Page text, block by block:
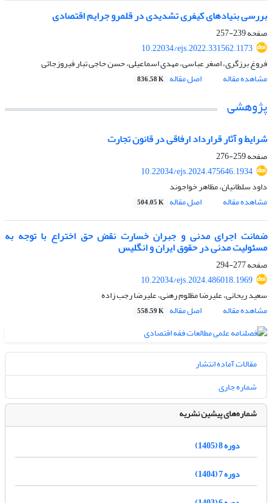
بررسی بنیادهای کیفری تشدیدی در قلمرو جرایم اقتصادی
صفحه239-257
10.22034/ejs.2022.331562.1173
فروغ برزگری، اصغر عباسی، مهدی اسماعیلی، حسن حاجی تبار فیروزجائی
مشاهده مقاله
اصل مقاله 836.58 K
پژوهشی
شرایط و آثار قرارداد ارفاقی در قانون تجارت
صفحه259-276
10.22034/ejs.2024.475646.1934
داود سلطانیان، مظاهر خواجوند
مشاهده مقاله
اصل مقاله 504.05 K
ضمانت اجرای مدنی و جبران خسارت نقض حق اختراع با توجه به
مسئولیت مدنی در حقوق ایران و انگلیس
صفحه277-294
10.22034/ejs.2024.486018.1969
سعید ریحانی، علیرضا مظلوم رهنی، علیرضا رجب زاده
مشاهده مقاله
اصل مقاله 558.59 K
مقالات آماده انتشار
شماره جاری
شماره‌های پیشین نشریه
دوره 8 (1405)
دوره 7 (1404)